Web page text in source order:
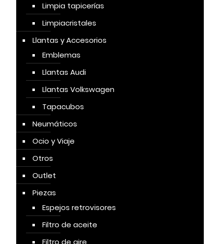
Limpia tapicerías
Limpiacristales
Llantas y Accesorios
Emblemas
Llantas Audi
Llantas Volkswagen
Tapacubos
Neumáticos
Ocio y Viaje
Otros
Outlet
Piezas
Espejos retrovisores
Filtro de aceite
Filtro de aire